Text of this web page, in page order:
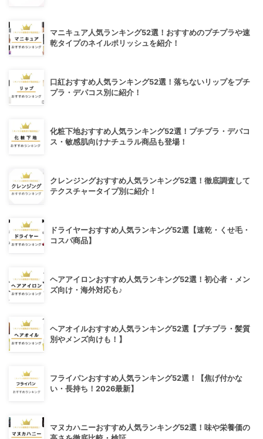
マニキュア人気ランキング52選！おすすめのプチプラや速
乾タイプのネイルポリッシュを紹介！
口紅おすすめ人気ランキング52選！落ちないリップをプチ
プラ・デパコス別に紹介！
化粧下地おすすめ人気ランキング52選！プチプラ・デパコ
ス・敏感肌向けナチュラル商品も登場！
クレンジングおすすめ人気ランキング52選！徹底調査して
テクスチャータイプ別に紹介！
ドライヤーおすすめ人気ランキング52選【速乾・くせ毛・
コスパ商品】
ヘアアイロンおすすめ人気ランキング52選！初心者・メン
ズ向け・海外対応も♪
ヘアオイルおすすめ人気ランキング52選【プチプラ・髪質
別やメンズ向けも！】
フライパンおすすめ人気ランキング52選！【焦げ付かな
い・長持ち！2026最新】
マヌカハニーおすすめ人気ランキング52選！味や栄養価の